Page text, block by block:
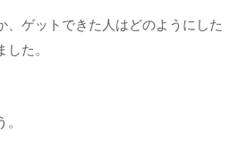
、ゲットできた人はどのようにした
た。